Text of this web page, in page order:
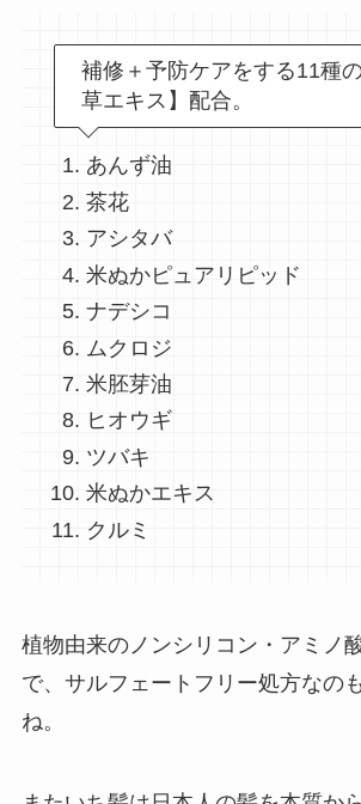
補修＋予防ケアをする11種
草エキス】配合。
あんず油
茶花
アシタバ
米ぬかピュアリピッド
ナデシコ
ムクロジ
米胚芽油
ヒオウギ
ツバキ
米ぬかエキス
クルミ
植物由来のノンシリコン・アミノ
で、サルフェートフリー処方なの
ね。